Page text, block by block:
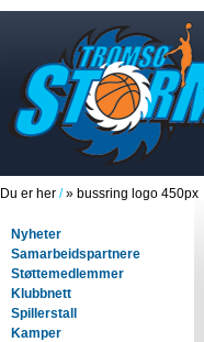
Du er her /» bussring logo 450px
Nyheter
Samarbeidspartnere
Støttemedlemmer
Klubbnett
Spillerstall
Kamper